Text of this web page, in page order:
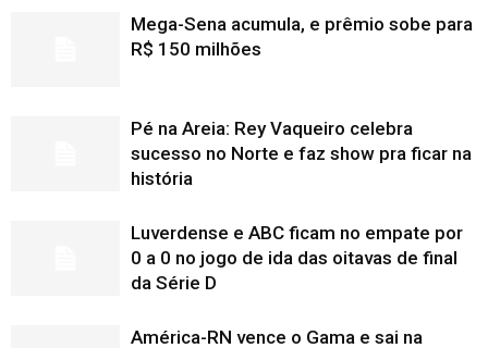
Mega-Sena acumula, e prêmio sobe para
R$ 150 milhões
Pé na Areia: Rey Vaqueiro celebra
sucesso no Norte e faz show pra ficar na
história
Luverdense e ABC ficam no empate por
0 a 0 no jogo de ida das oitavas de final
da Série D
América-RN vence o Gama e sai na